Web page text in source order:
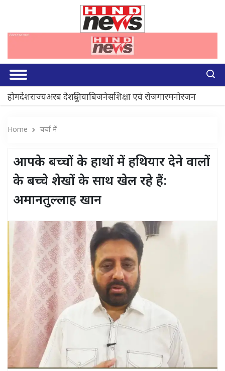
होमदेशराज्यअरब देशदुनियाबिजनेसशिक्षा एवं रोजगारमनोरंजन
Home चर्चा में
आपके बच्चों के हाथों में हथियार देने वालों
के बच्चे शेखों के साथ खेल रहे हैं:
अमानतुल्लाह खान